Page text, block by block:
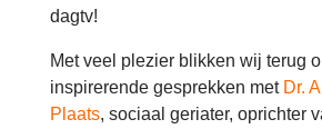
dagtv!
Met veel plezier blikken wij terug
inspirerende gesprekken met Dr.
Plaats, sociaal geriater, oprichter